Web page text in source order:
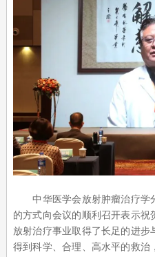
中华医学会放射肿瘤治疗学
的方式向会议的顺利召开表示
放射治疗事业取得了长足的进
得到科学、合理、高水平的救治